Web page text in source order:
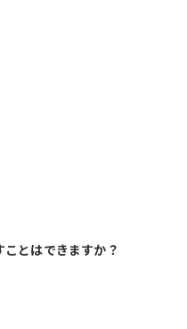
とはできますか？